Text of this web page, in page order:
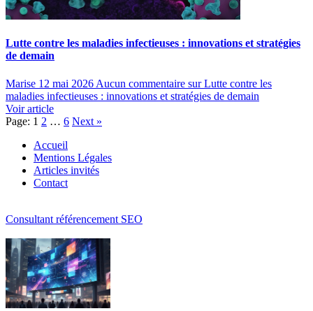
Lutte contre les maladies infectieuses : innovations et stratégies
de demain
Marise 12 mai 2026 Aucun commentaire sur Lutte contre les
maladies infectieuses : innovations et stratégies de demain
Voir article
Page: 1 2 … 6 Next »
Accueil
Mentions Légales
Articles invités
Contact
Consultant référencement SEO